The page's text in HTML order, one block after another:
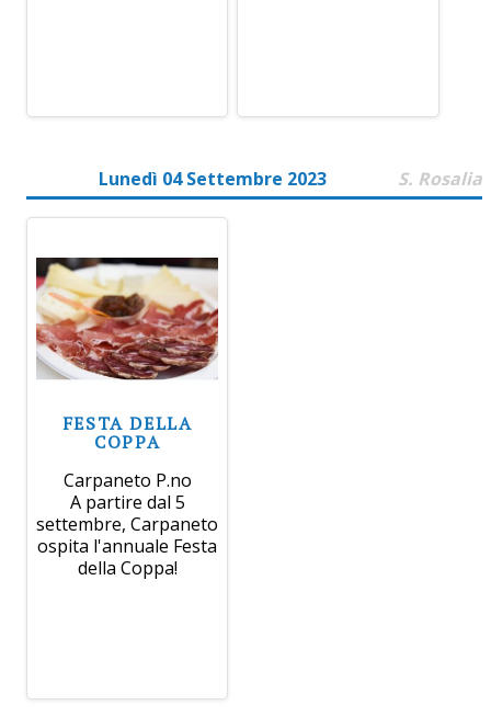
Lunedì 04 Settembre 2023 S. Rosalia
FESTA DELLA
COPPA
Carpaneto P.no
A partire dal 5
settembre, Carpaneto
ospita l'annuale Festa
della Coppa!